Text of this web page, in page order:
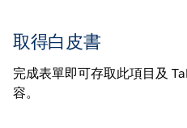
取得白皮書
完成表單即可存取此項目及
容。